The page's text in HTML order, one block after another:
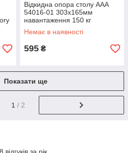
Відкидна опора столу ААА
54016-01 303х165мм
навантаження 150 кг
Немає в наявності
595 ₴
Показати ще
1 / 2